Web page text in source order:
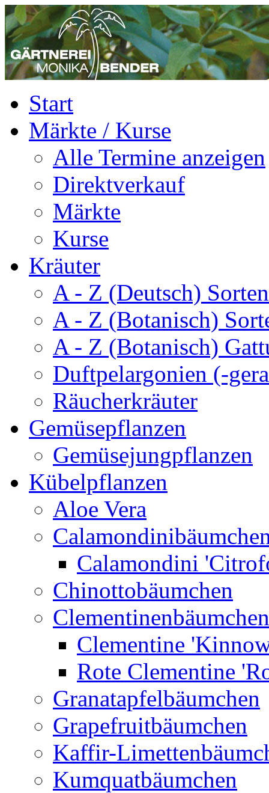
Start
Märkte / Kurse
Alle Termine anzeigen
Direktverkauf
Märkte
Kurse
Kräuter
A - Z (Deutsch)
A - Z (Botanisch)
A - Z (Botanisch)
Duftpelargonien (-
Räucherkräuter
Gemüsepflanzen
Gemüsejungpflanzen
Kübelpflanzen
Aloe Vera
Calamondini
Chinottobäumchen
Clementinenbäumchen
Clementine
Rote Clementine
Granatapfelbäumchen
Grapefruitbäumchen
Kaffir-
Kumquatbäumchen